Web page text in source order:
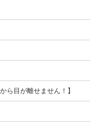
ら目が離せません！】